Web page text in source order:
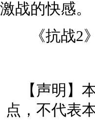
激战的快感。
《抗战2》
【声明】
点，不代表